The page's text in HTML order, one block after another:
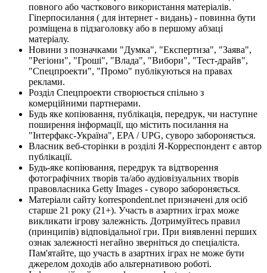
повного або часткового використання матеріалів.
Гіперпосилання ( для інтернет - видань) - повинна бути
розміщена в підзаголовку або в першому абзаці
матеріалу.
Новини з позначками "Думка", "Експертиза", "Заява",
"Регіони", "Гроші", "Влада", "Вибори", "Тест-драйв",
"Спецпроекти", "Промо" публікуються на правах
реклами.
Розділ Спецпроекти створюється спільно з
комерційними партнерами.
Будь яке копіювання, публікація, передрук, чи наступне
поширення інформації, що містить посилання на
"Інтерфакс-Україна", EPA / UPG, суворо забороняється.
Власник веб-сторінки в розділі Я-Корреспондент є автор
публікації.
Будь-яке копіювання, передрук та відтворення
фотографічних творів та/або аудіовізуальних творів
правовласника Getty Images - суворо забороняється.
Матеріали сайту korrespondent.net призначені для осіб
старше 21 року (21+). Участь в азартних іграх може
викликати ігрову залежність. Дотримуйтесь правил
(принципів) відповідальної гри. При виявленні перших
ознак залежності негайно зверніться до спеціаліста.
Пам'ятайте, що участь в азартних іграх не може бути
джерелом доходів або альтернативою роботі.